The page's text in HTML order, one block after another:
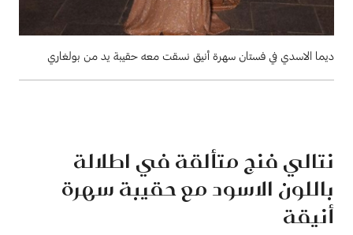
ديما الاسدي في فستان سهرة أنيق نسقت معه حقيبة يد من بولغاري
نتالي فنج متألقة في اطلالة
باللون الاسود مع حقيبة سهرة
أنيقة